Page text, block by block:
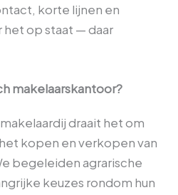
korte lijnen en
op staat — daar
makelaarskantoor?
draait het om
kopen en verkopen van
begeleiden agrarische
keuzes rondom hun